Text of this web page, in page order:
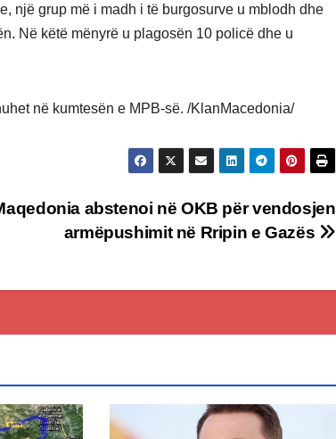
një grup më i madh i të burgosurve u mblodh dhe
Në këtë mënyrë u plagosën 10 policë dhe u
në kumtesën e MPB-së. /KlanMacedonia/
abstenoi në OKB për vendosjen
armëpushimit në Rripin e Gazës